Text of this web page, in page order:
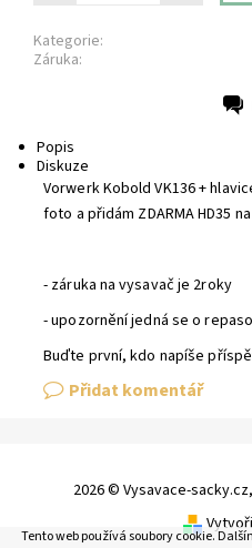
Kategorie:
Záruka:
Popis
Diskuze
Vorwerk Kobold VK136 +
foto a přidám ZDARMA HD35
- záruka na vysavač je 2roky
- upozornění jedná se o
Buďte první, kdo napíše
Přidat komentář
2026 © Vysavace-
Tento web používá soubory cookie.